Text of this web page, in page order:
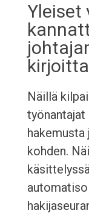
Yleiset
Näillä
työnantajat
kohden.